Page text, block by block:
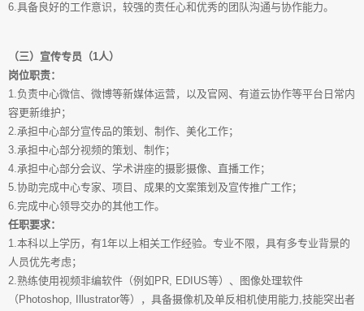
6.具备良好的工作意识，较强的责任心和优秀的团队沟通与协作能力。
（三）宣传专员（1人）
岗位职责：
1.负责中心微信、微博等新媒体运营，以及官网、有道云协作等平台日常内
容更新维护；
2.承担中心部分宣传品的策划、制作、美化工作；
3.承担中心部分视频的策划、制作；
4.承担中心部分会议、学术讲座的摄影摄像、直播工作；
5.协助完成中心专家、项目、成果的文案策划及宣传推广工作；
6.完成中心领导交办的其他工作。
任职要求：
1.本科以上学历，有1年以上相关工作经验。专业不限，具有多专业背景的
人员优先考虑；
2.熟练使用视频非编软件（例如PR, EDIUS等）、图像处理软件
（Photoshop, Illustrator等），具备摄像机及单反相机使用能力,技能突出者